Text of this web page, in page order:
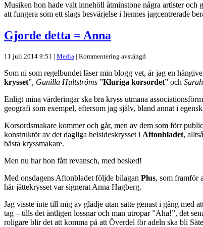
Musiken hon hade valt innehöll åtminstone några artister och
att fungera som ett slags besvärjelse i hennes jagcentrerade
Gjorde detta = Anna
11 juli 2014 9:51 | Media | Kommentering avstängd
Som ni som regelbundet läser min blogg vet, är jag en
krysset”, Gunilla Hultströms ”Kluriga korsordet” och
Enligt mina värderingar ska bra kryss utmana
geografi som exempel, eftersom jag själv, bland annat i
Korsordsmakare kommer och går, men av dem som förr
konstruktör av det dagliga helsideskrysset i Aftonbladet,
bästa kryssmakare.
Men nu har hon fått revansch, med besked!
Med onsdagens Aftonbladet följde bilagan Plus, som framför
här jättekrysset var signerat Anna Hagberg.
Jag visste inte till mig av glädje utan satte genast i gång med
tag – tills det äntligen lossnar och man utropar ”Aha!”, det
roligare blir det att komma på att Överdel för adeln ska bli